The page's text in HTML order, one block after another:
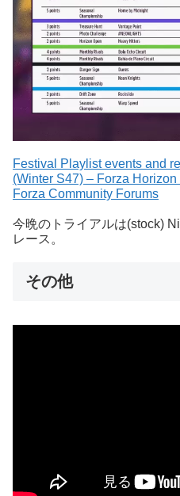
Festival Playlist events and
(Winter S47) – Forza
Forza Community Forums
今晩のトライアルは(stock)
レース。
その他